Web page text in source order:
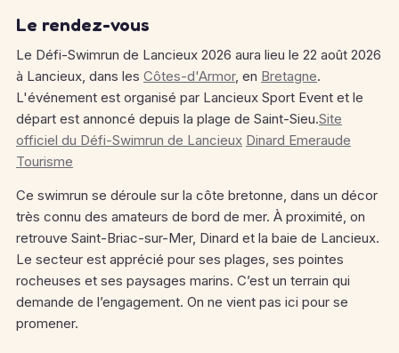
Le rendez-vous
Le Défi-Swimrun de Lancieux 2026 aura lieu le 22 août 2026
à Lancieux, dans les Côtes-d'Armor, en Bretagne.
L'événement est organisé par Lancieux Sport Event et le
départ est annoncé depuis la plage de Saint-Sieu.Site
officiel du Défi-Swimrun de Lancieux Dinard Emeraude
Tourisme
Ce swimrun se déroule sur la côte bretonne, dans un décor
très connu des amateurs de bord de mer. À proximité, on
retrouve Saint-Briac-sur-Mer, Dinard et la baie de Lancieux.
Le secteur est apprécié pour ses plages, ses pointes
rocheuses et ses paysages marins. C’est un terrain qui
demande de l’engagement. On ne vient pas ici pour se
promener.